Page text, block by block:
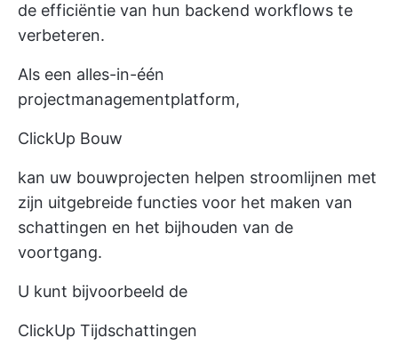
de efficiëntie van hun backend workflows te
verbeteren.
Als een alles-in-één
projectmanagementplatform,
ClickUp Bouw
kan uw bouwprojecten helpen stroomlijnen met
zijn uitgebreide functies voor het maken van
schattingen en het bijhouden van de
voortgang.
U kunt bijvoorbeeld de
ClickUp Tijdschattingen